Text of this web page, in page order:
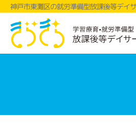
神戸市東灘区の就労準備型放課後等デイ